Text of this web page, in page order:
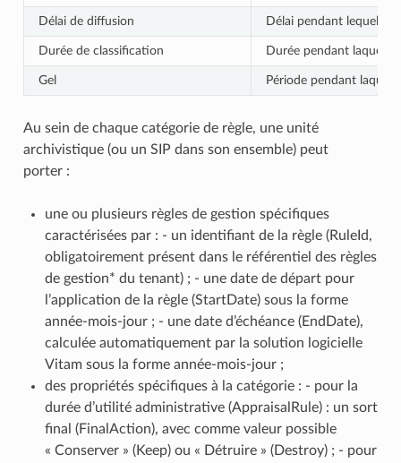
Délai de diffusion Délai pendant lequel la
Durée de classification Durée pendant
Gel Période pendant
Au sein de chaque catégorie de règle, une unité
archivistique (ou un SIP dans son ensemble) peut
porter :
une ou plusieurs règles de gestion spécifiques
caractérisées par : - un identifiant de la règle (RuleId,
obligatoirement présent dans le référentiel des règles
de gestion* du tenant) ; - une date de départ pour
l’application de la règle (StartDate) sous la forme
année-mois-jour ; - une date d’échéance (EndDate),
calculée automatiquement par la solution logicielle
Vitam sous la forme année-mois-jour ;
des propriétés spécifiques à la catégorie : - pour la
durée d’utilité administrative (AppraisalRule) : un sort
final (FinalAction), avec comme valeur possible
« Conserver » (Keep) ou « Détruire » (Destroy) ; - pour